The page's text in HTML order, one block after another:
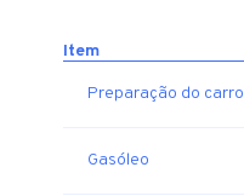
Item
Preparação do carro
Gasóleo